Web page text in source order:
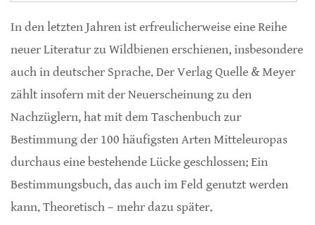
In den letzten Jahren ist erfreulicherweise eine Reihe
neuer Literatur zu Wildbienen erschienen, insbesondere
auch in deutscher Sprache. Der Verlag Quelle & Meyer
zählt insofern mit der Neuerscheinung zu den
Nachzüglern, hat mit dem Taschenbuch zur
Bestimmung der 100 häufigsten Arten Mitteleuropas
durchaus eine bestehende Lücke geschlossen: Ein
Bestimmungsbuch, das auch im Feld genutzt werden
kann. Theoretisch – mehr dazu später.